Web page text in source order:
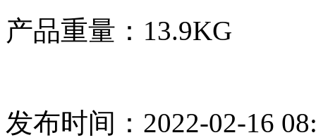
产品重量：13.9KG
发布时间：2022-02-16